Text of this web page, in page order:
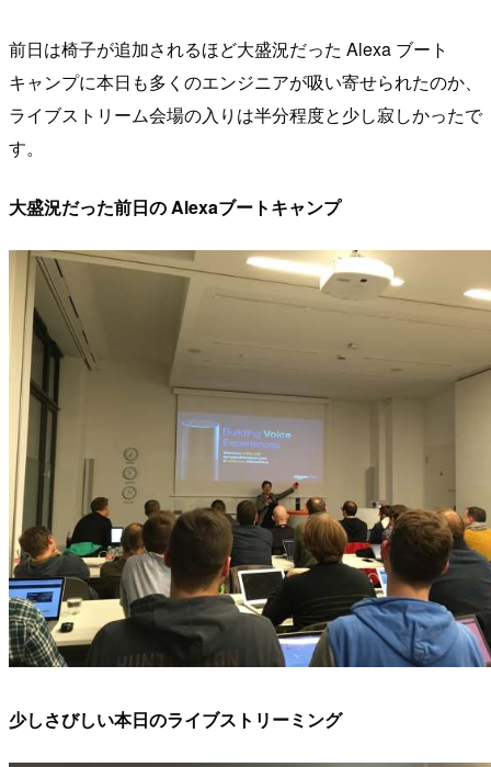
前日は椅子が追加されるほど大盛況だった Alexa ブート
キャンプに本日も多くのエンジニアが吸い寄せられたのか、
ライブストリーム会場の入りは半分程度と少し寂しかったで
す。
大盛況だった前日の Alexaブートキャンプ
少しさびしい本日のライブストリーミング